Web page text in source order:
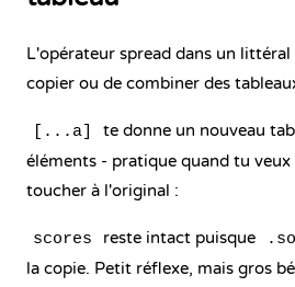
L'opérateur spread dans un
copier ou de combiner des
[...a]
te donne un nouveau
éléments - pratique quand tu
toucher à l'original :
scores reste intact puisque
la copie. Petit réflexe, mais gros